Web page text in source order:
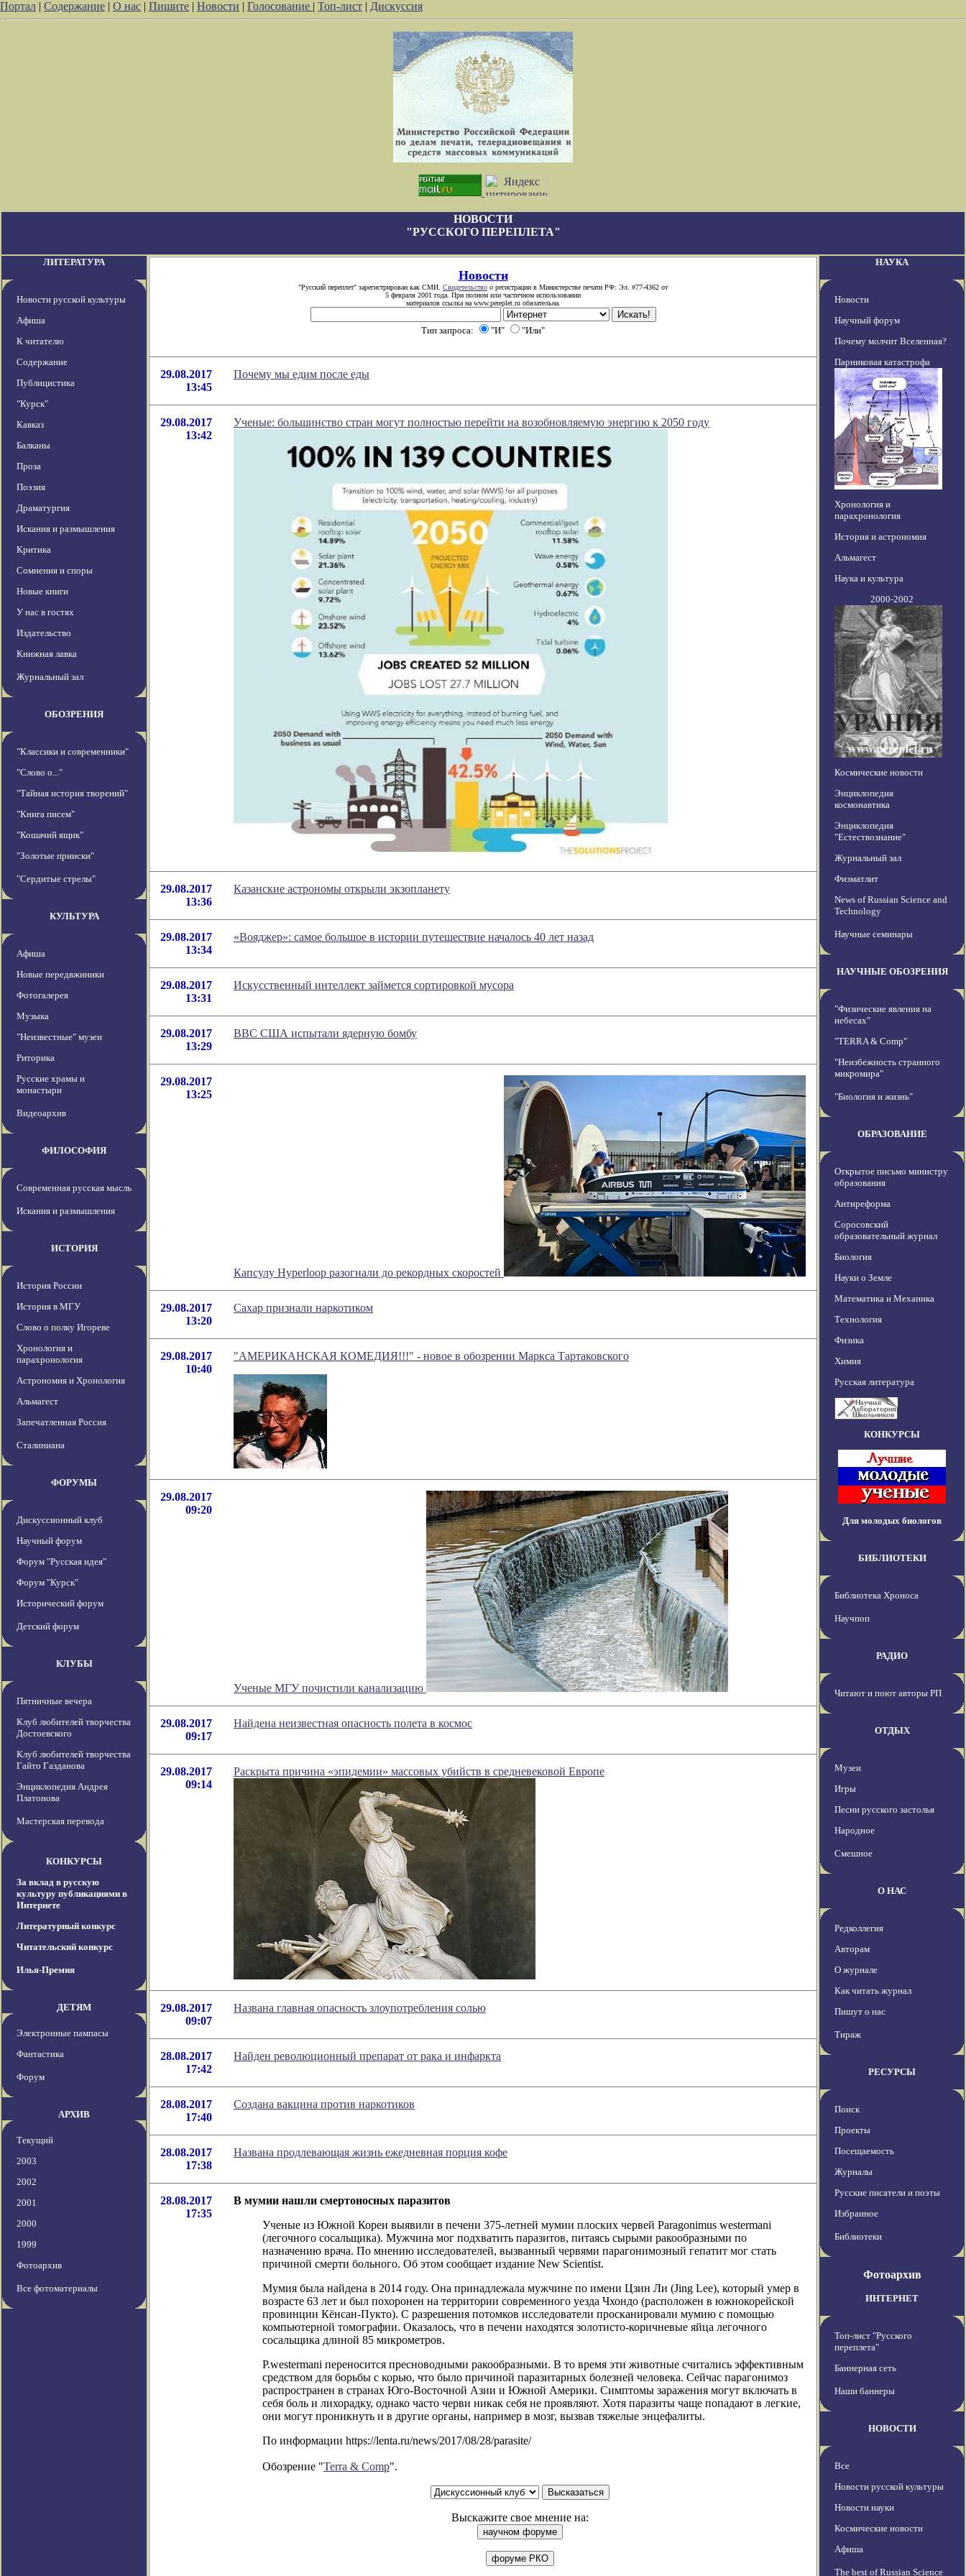
Портал | Содержание | О нас | Пишите | Новости | Голосование | Топ-лист | Дискуссия
НОВОСТИ
"РУССКОГО ПЕРЕПЛЕТА"
ЛИТЕРАТУРА
Новости русской культуры
Афиша
К читателю
Содержание
Публицистика
"Курск"
Кавказ
Балканы
Проза
Поэзия
Драматургия
Искания и размышления
Критика
Сомнения и споры
Новые книги
У нас в гостях
Издательство
Книжная лавка
Журнальный зал
ОБОЗРЕНИЯ
"Классики и современники"
"Слово о..."
"Тайная история творений"
"Книга писем"
"Кошачий ящик"
"Золотые прииски"
"Сердитые стрелы"
КУЛЬТУРА
Афиша
Новые передвжиники
Фотогалерея
Музыка
"Неизвестные" музеи
Риторика
Русские храмы и
монастыри
Видеоархив
ФИЛОСОФИЯ
Современная русская мысль
Искания и размышления
ИСТОРИЯ
История России
История в МГУ
Слово о полку Игореве
Хронология и
парахронология
Астрономия и Хронология
Альмагест
Запечатленная Россия
Сталиниана
ФОРУМЫ
Дискуссионный клуб
Научный форум
Форум "Русская идея"
Форум "Курск"
Исторический форум
Детский форум
КЛУБЫ
Пятничные вечера
Клуб любителей творчества
Достоевского
Клуб любителей творчества
Гайто Газданова
Энциклопедия Андрея
Платонова
Мастерская перевода
КОНКУРСЫ
За вклад в русскую
культуру публикациями в
Интернете
Литературный конкурс
Читательский конкурс
Илья-Премия
ДЕТЯМ
Электронные пампасы
Фантастика
Форум
АРХИВ
Текущий
2003
2002
2001
2000
1999
Фотоархив
Все фотоматериалы
Новости
"Русский переплет" зарегистрирован как СМИ. Свидетельство о регистрации в Министерстве печати РФ: Эл. #77-4362 от
5 февраля 2001 года. При полном или частичном использовании
материалов ссылка на www.pereplet.ru обязательна.
Тип запроса: "И" "Или"
29.08.2017
13:45
Почему мы едим после еды
29.08.2017
13:42
Ученые: большинство стран могут полностью перейти на возобновляемую энергию к 2050 году
29.08.2017
13:36
Казанские астрономы открыли экзопланету
29.08.2017
13:34
«Вояджер»: самое большое в истории путешествие началось 40 лет назад
29.08.2017
13:31
Искусственный интеллект займется сортировкой мусора
29.08.2017
13:29
ВВС США испытали ядерную бомбу
29.08.2017
13:25
Капсулу Hyperloop разогнали до рекордных скоростей
29.08.2017
13:20
Сахар признали наркотиком
29.08.2017
10:40
"АМЕРИКАНСКАЯ КОМЕДИЯ!!!" - новое в обозрении Маркса Тартаковского
29.08.2017
09:20
Ученые МГУ почистили канализацию
29.08.2017
09:17
Найдена неизвестная опасность полета в космос
29.08.2017
09:14
Раскрыта причина «эпидемии» массовых убийств в средневековой Европе
29.08.2017
09:07
Названа главная опасность злоупотребления солью
28.08.2017
17:42
Найден революционный препарат от рака и инфаркта
28.08.2017
17:40
Создана вакцина против наркотиков
28.08.2017
17:38
Названа продлевающая жизнь ежедневная порция кофе
28.08.2017
17:35
В мумии нашли смертоносных паразитов
Ученые из Южной Кореи выявили в печени 375-летней мумии плоских червей Paragonimus westermani
(легочного сосальщика). Мужчина мог подхватить паразитов, питаясь сырыми ракообразными по
назначению врача. По мнению исследователей, вызванный червями парагонимозный гепатит мог стать
причиной смерти больного. Об этом сообщает издание New Scientist.
Мумия была найдена в 2014 году. Она принадлежала мужчине по имени Цзин Ли (Jing Lee), который умер в
возрасте 63 лет и был похоронен на территории современного уезда Чхондо (расположен в южнокорейской
провинции Кёнсан-Пукто). С разрешения потомков исследователи просканировали мумию с помощью
компьютерной томографии. Оказалось, что в печени находятся золотисто-коричневые яйца легочного
сосальщика длиной 85 микрометров.
P.westermani переносится пресноводными ракообразными. В то время эти животные считались эффективным
средством для борьбы с корью, что было причиной паразитарных болезней человека. Сейчас парагонимоз
распространен в странах Юго-Восточной Азии и Южной Америки. Симптомы заражения могут включать в
себя боль и лихорадку, однако часто черви никак себя не проявляют. Хотя паразиты чаще попадают в легкие,
они могут проникнуть и в другие органы, например в мозг, вызвав тяжелые энцефалиты.
По информации https://lenta.ru/news/2017/08/28/parasite/
Обозрение "Terra & Comp".
Выскажите свое мнение на:
НАУКА
Новости
Научный форум
Почему молчит Вселенная?
Парниковая катастрофа
Хронология и
парахронология
История и астрономия
Альмагест
Наука и культура
2000-2002
Космические новости
Энциклопедия
космонавтика
Энциклопедия
"Естествознание"
Журнальный зал
Физматлит
News of Russian Science and
Technology
Научные семинары
НАУЧНЫЕ ОБОЗРЕНИЯ
"Физические явления на
небесах"
"TERRA & Comp"
"Неизбежность странного
микромира"
"Биология и жизнь"
ОБРАЗОВАНИЕ
Открытое письмо министру
образования
Антиреформа
Соросовский
образовательный журнал
Биология
Науки о Земле
Математика и Механика
Технология
Физика
Химия
Русская литература
КОНКУРСЫ
Для молодых биологов
БИБЛИОТЕКИ
Библиотека Хроноса
Научпоп
РАДИО
Читают и поют авторы РП
ОТДЫХ
Музеи
Игры
Песни русского застолья
Народное
Смешное
О НАС
Редколлегия
Авторам
О журнале
Как читать журнал
Пишут о нас
Тираж
РЕСУРСЫ
Поиск
Проекты
Посещаемость
Журналы
Русские писатели и поэты
Избранное
Библиотеки
Фотоархив
ИНТЕРНЕТ
Топ-лист "Русского
переплета"
Баннерная сеть
Наши баннеры
НОВОСТИ
Все
Новости русской культуры
Новости науки
Космические новости
Афиша
The best of Russian Science